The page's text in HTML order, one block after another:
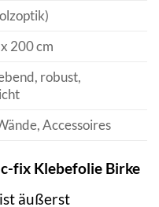
200 cm
robust,
Accessoires
fix Klebefolie Birke
äußerst